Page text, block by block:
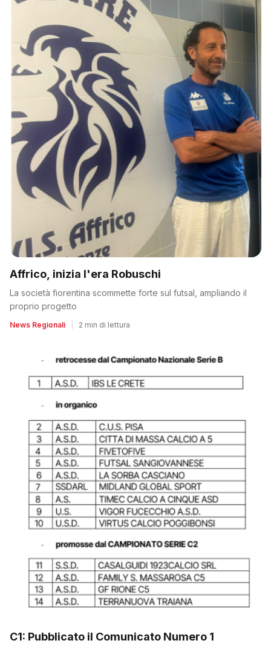
Affrico, inizia l'era Robuschi
La società fiorentina scommette forte sul futsal, ampliando il
proprio progetto
News Regionali 2 min di lettura
C1: Pubblicato il Comunicato Numero 1